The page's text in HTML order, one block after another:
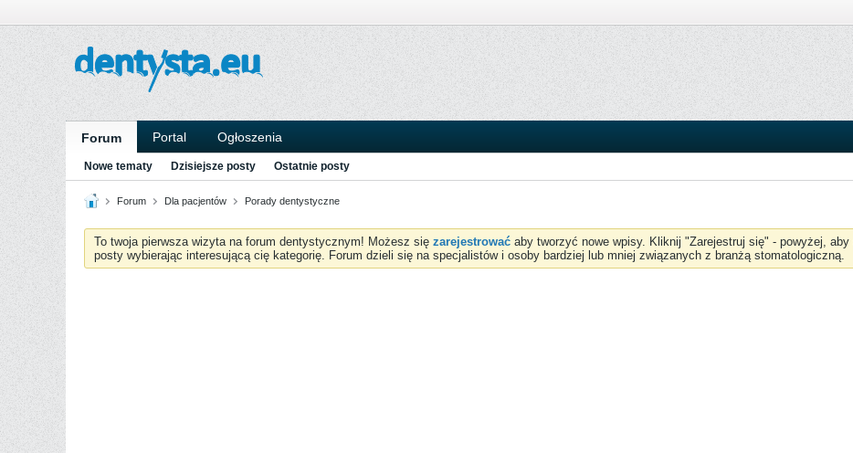
Forum Portal Ogłoszenia
Nowe tematy Dzisiejsze posty Ostatnie posty
Forum Dla pacjentów Porady dentystyczne
To twoja pierwsza wizyta na forum dentystycznym! Możesz się zarejestrować aby tworzyć nowe wpisy. Kliknij "Zarejestruj się" - powyżej,
posty wybierając interesującą cię kategorię. Forum dzieli się na specjalistów i osoby bardziej lub mniej związanych z branżą stomatologiczną.